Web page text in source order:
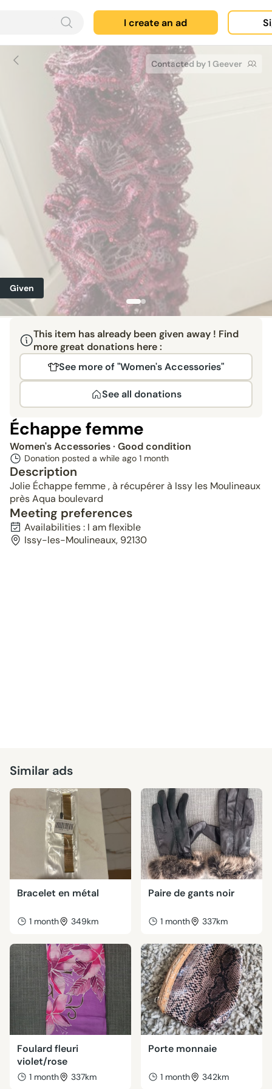
I create an ad
Contacted by 1 Geever
Given
This item has already been given away ! Find
more great donations here :
See more of "Women's Accessories"
See all donations
Échappe femme
Women's Accessories· Good condition
Donation posted a while ago 1 month
Description
Jolie Échappe femme , à récupérer à Issy les Moulineaux
près Aqua boulevard
Meeting preferences
Availabilities : I am flexible
Issy-les-Moulineaux, 92130
Similar ads
Bracelet en métal
1 month 349km
Paire de gants noir
1 month 337km
Foulard fleuri
violet/rose
1 month 337km
Porte monnaie
1 month 342km